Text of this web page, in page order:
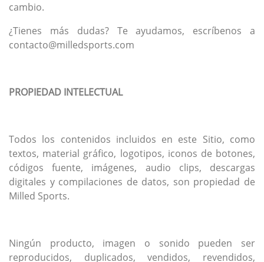
cambio.
¿Tienes más dudas? Te ayudamos, escríbenos a
contacto@milledsports.com
PROPIEDAD INTELECTUAL
Todos los contenidos incluidos en este Sitio, como
textos, material gráfico, logotipos, iconos de botones,
códigos fuente, imágenes, audio clips, descargas
digitales y compilaciones de datos, son propiedad de
Milled Sports.
Ningún producto, imagen o sonido pueden ser
reproducidos, duplicados, vendidos, revendidos,